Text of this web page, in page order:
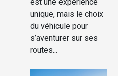
séjour en
Caraïbes ?
unique, mais le choix
du véhicule pour
s’aventurer sur ses
routes...